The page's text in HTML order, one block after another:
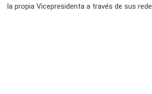
la propia Vicepresidenta a través de sus